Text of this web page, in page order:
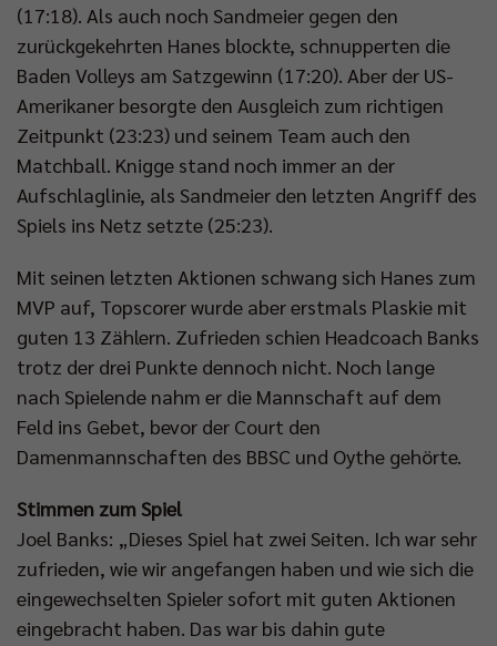
(17:18). Als auch noch Sandmeier gegen den
zurückgekehrten Hanes blockte, schnupperten die
Baden Volleys am Satzgewinn (17:20). Aber der US-
Amerikaner besorgte den Ausgleich zum richtigen
Zeitpunkt (23:23) und seinem Team auch den
Matchball. Knigge stand noch immer an der
Aufschlaglinie, als Sandmeier den letzten Angriff des
Spiels ins Netz setzte (25:23).
Mit seinen letzten Aktionen schwang sich Hanes zum
MVP auf, Topscorer wurde aber erstmals Plaskie mit
guten 13 Zählern. Zufrieden schien Headcoach Banks
trotz der drei Punkte dennoch nicht. Noch lange
nach Spielende nahm er die Mannschaft auf dem
Feld ins Gebet, bevor der Court den
Damenmannschaften des BBSC und Oythe gehörte.
Stimmen zum Spiel
Joel Banks: „Dieses Spiel hat zwei Seiten. Ich war sehr
zufrieden, wie wir angefangen haben und wie sich die
eingewechselten Spieler sofort mit guten Aktionen
eingebracht haben. Das war bis dahin gute